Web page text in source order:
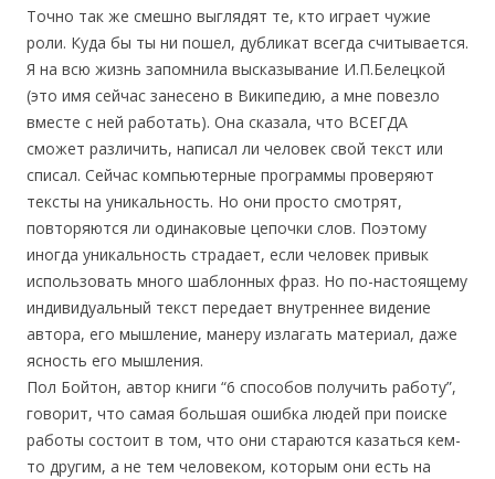
Точно так же смешно выглядят те, кто играет чужие
роли. Куда бы ты ни пошел, дубликат всегда считывается.
Я на всю жизнь запомнила высказывание И.П.Белецкой
(это имя сейчас занесено в Википедию, а мне повезло
вместе с ней работать). Она сказала, что ВСЕГДА
сможет различить, написал ли человек свой текст или
списал. Сейчас компьютерные программы проверяют
тексты на уникальность. Но они просто смотрят,
повторяются ли одинаковые цепочки слов. Поэтому
иногда уникальность страдает, если человек привык
использовать много шаблонных фраз. Но по-настоящему
индивидуальный текст передает внутреннее видение
автора, его мышление, манеру излагать материал, даже
ясность его мышления.
Пол Бойтон, автор книги “6 способов получить работу”,
говорит, что самая большая ошибка людей при поиске
работы состоит в том, что они стараются казаться кем-
то другим, а не тем человеком, которым они есть на